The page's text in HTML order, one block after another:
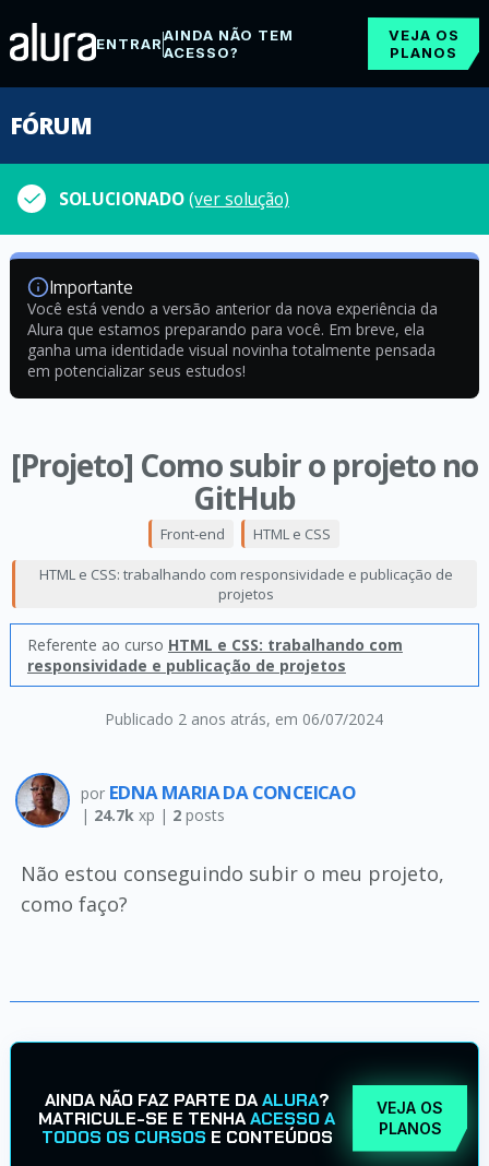
ENTRARAINDA NÃO TEM
ACESSO?
VEJA OS
PLANOS
FÓRUM
SOLUCIONADO(ver solução)
Importante
Você está vendo a versão anterior da nova experiência da
Alura que estamos preparando para você. Em breve, ela
ganha uma identidade visual novinha totalmente pensada
em potencializar seus estudos!
[Projeto] Como subir o projeto no
GitHub
Publicado 2 anos atrás, em 06/07/2024
Front-end HTML e CSS
HTML e CSS: trabalhando com responsividade e publicação de
projetos
Referente ao curso HTML e CSS: trabalhando com
responsividade e publicação de projetos
por EDNA MARIA DA CONCEICAO
| 24.7kxp | 2posts
Não estou conseguindo subir o meu projeto,
como faço?
AINDA NÃO FAZ PARTE DAALURA?
MATRICULE-SE E TENHAACESSO A
TODOS OS CURSOS E CONTEÚDOS
VEJA OS
PLANOS